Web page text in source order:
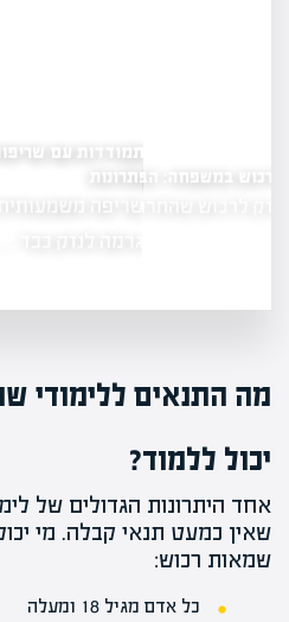
הבנה ופתרונות
התמודדות עם שריפות
ופתרונות
שריפה משמעותית פרצה
מה התנאים ללימודי
יכול ללמוד?
אחד היתרונות הגדולים של
שאין כמעט תנאי קבלה. מי
שמאות רכוש:
כל אדם מגיל 18 ומעלה